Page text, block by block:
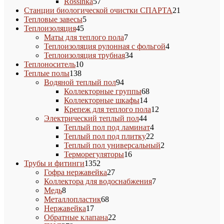
товаров
Станции биологической очистки СПАРТА21
Тепловые завесы55
Теплоизоляция4545
товаров
Маты для теплого пола77
товаров
Теплоизоляция рулонная с фольгой44
Теплоизоляция трубная3434
Теплоноситель1010
Теплые полы138138
товаров
Водяной теплый пол9494
товара
Коллекторные группы6868
Коллекторные шкафы1414
товаров
Крепеж для теплого пола12
Электрический теплый пол4444
товара
Теплый пол под ламинат44
Теплый пол под плитку22
товара
Теплый пол универсальный2
Терморегуляторы1616
Трубы и фитинги1352
товара
Гофра нержавейка2727
товаров
Коллектора для водоснабжения77
Медь88
товаров
Металлопластик6868
Нержавейка1717
товаров
Обратные клапана22